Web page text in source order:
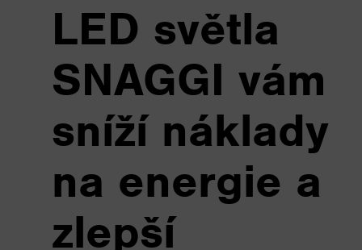
LED světla
SNAGGI vám
sníží náklady
na energie a
zlepší